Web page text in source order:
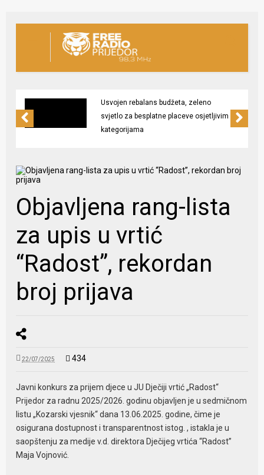
Usvojen rebalans budžeta, zeleno
svjetlo za besplatne placeve osjetljivim
kategorijama
Objavljena rang-lista
za upis u vrtić
“Radost”, rekordan
broj prijava
22/07/2025 434
Javni konkurs za prijem djece u JU Dječiji vrtić „Radost“
Prijedor za radnu 2025/2026. godinu objavljen je u sedmičnom
listu „Kozarski vjesnik“ dana 13.06.2025. godine, čime je
osigurana dostupnost i transparentnost istog. , istakla je u
saopštenju za medije v.d. direktora Dječijeg vrtića “Radost”
Maja Vojnović.